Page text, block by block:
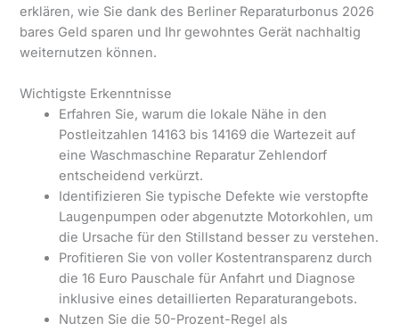
erklären, wie Sie dank des Berliner Reparaturbonus 2026
bares Geld sparen und Ihr gewohntes Gerät nachhaltig
weiternutzen können.
Wichtigste Erkenntnisse
Erfahren Sie, warum die lokale Nähe in den
Postleitzahlen 14163 bis 14169 die Wartezeit auf
eine Waschmaschine Reparatur Zehlendorf
entscheidend verkürzt.
Identifizieren Sie typische Defekte wie verstopfte
Laugenpumpen oder abgenutzte Motorkohlen, um
die Ursache für den Stillstand besser zu verstehen.
Profitieren Sie von voller Kostentransparenz durch
die 16 Euro Pauschale für Anfahrt und Diagnose
inklusive eines detaillierten Reparaturangebots.
Nutzen Sie die 50-Prozent-Regel als